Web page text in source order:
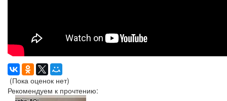
(Пока оценок нет)
Рекомендуем к прочтению: